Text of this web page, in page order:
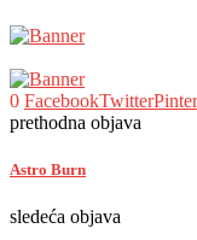
0 FacebookTwitter
prethodna objava
Astro Burn
sledeća objava